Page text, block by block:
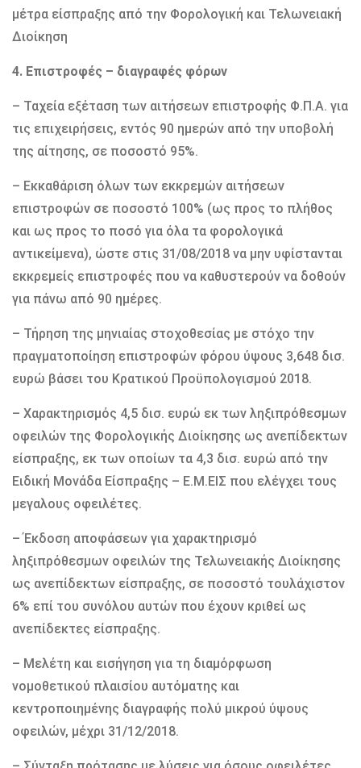
μέτρα είσπραξης από την Φορολογική και Τελωνειακή
Διοίκηση
4. Επιστροφές – διαγραφές φόρων
– Ταχεία εξέταση των αιτήσεων επιστροφής Φ.Π.Α. για
τις επιχειρήσεις, εντός 90 ημερών από την υποβολή
της αίτησης, σε ποσοστό 95%.
– Εκκαθάριση όλων των εκκρεμών αιτήσεων
επιστροφών σε ποσοστό 100% (ως προς το πλήθος
και ως προς το ποσό για όλα τα φορολογικά
αντικείμενα), ώστε στις 31/08/2018 να μην υφίστανται
εκκρεμείς επιστροφές που να καθυστερούν να δοθούν
για πάνω από 90 ημέρες.
– Τήρηση της μηνιαίας στοχοθεσίας με στόχο την
πραγματοποίηση επιστροφών φόρου ύψους 3,648 δισ.
ευρώ βάσει του Κρατικού Προϋπολογισμού 2018.
– Χαρακτηρισμός 4,5 δισ. ευρώ εκ των ληξιπρόθεσμων
οφειλών της Φορολογικής Διοίκησης ως ανεπίδεκτων
είσπραξης, εκ των οποίων τα 4,3 δισ. ευρώ από την
Ειδική Μονάδα Είσπραξης – Ε.Μ.ΕΙΣ που ελέγχει τους
μεγαλους οφειλέτες.
– Έκδοση αποφάσεων για χαρακτηρισμό
ληξιπρόθεσμων οφειλών της Τελωνειακής Διοίκησης
ως ανεπίδεκτων είσπραξης, σε ποσοστό τουλάχιστον
6% επί του συνόλου αυτών που έχουν κριθεί ως
ανεπίδεκτες είσπραξης.
– Μελέτη και εισήγηση για τη διαμόρφωση
νομοθετικού πλαισίου αυτόματης και
κεντροποιημένης διαγραφής πολύ μικρού ύψους
οφειλών, μέχρι 31/12/2018.